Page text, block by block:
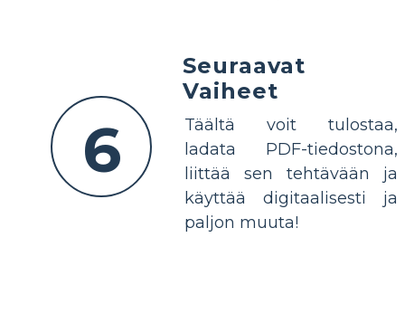
6
Seuraavat
Vaiheet
Täältä voit tulostaa,
ladata PDF-tiedostona,
liittää sen tehtävään ja
käyttää digitaalisesti ja
paljon muuta!